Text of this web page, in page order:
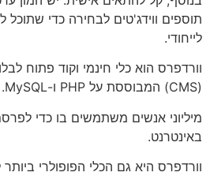
תוספים ווידג'טים לבחירה כדי
לייחודי.
וורדפרס הוא כלי חינמי וקוד פתוח
(CMS) המבוססת על PHP ו-MySQL.
מיליוני אנשים משתמשים בו כדי
באינטרנט.
וורדפרס היא גם הכלי הפופולרי